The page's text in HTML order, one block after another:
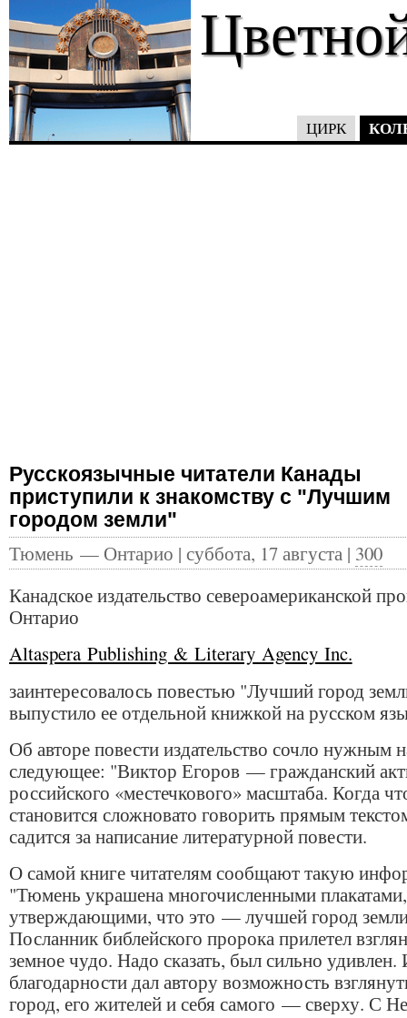
ЦИРК
Русскоязычные читатели Канады
приступили к знакомству с "Лучшим
городом земли"
Тюмень — Онтарио | суббота, 17 августа | 300
Канадское издательство североамериканской
Онтарио
Altaspera Publishing & Literary Agency Inc.
заинтересовалось повестью "Лучший город
выпустило ее отдельной книжкой на русском
Об авторе повести издательство сочло нужным
следующее: "Виктор Егоров — гражданский
российского «местечкового» масштаба. Когда
становится сложновато говорить прямым
садится за написание литературной повести.
О самой книге читателям сообщают такую
"Тюмень украшена многочисленными плакатами,
утверждающими, что это — лучшей город
Посланник библейского пророка прилетел
земное чудо. Надо сказать, был сильно удивлен.
благодарности дал автору возможность
город, его жителей и себя самого — сверху. С